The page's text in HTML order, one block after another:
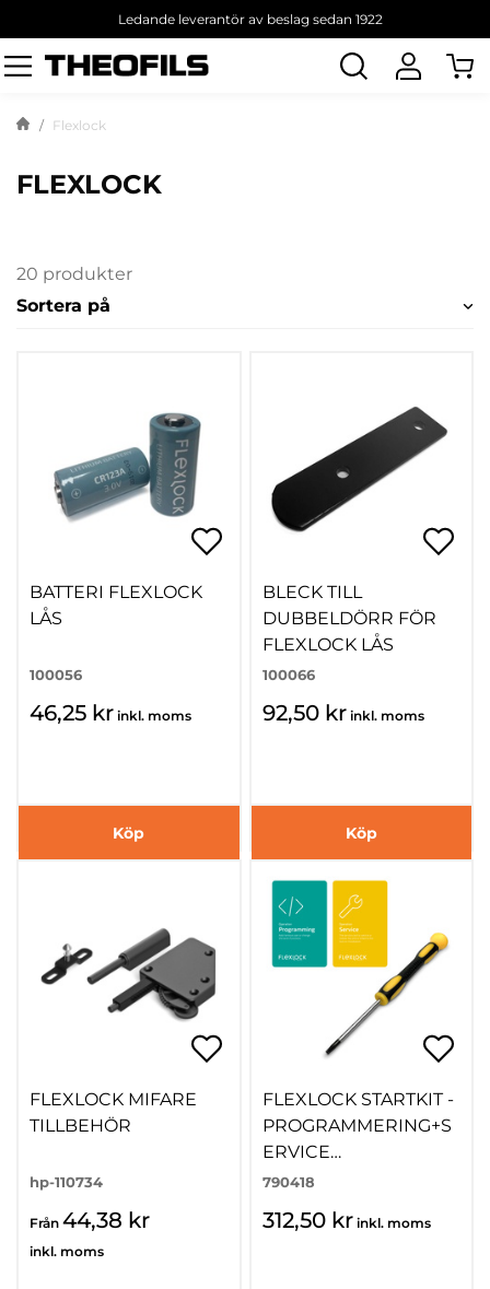
Ledande leverantör av beslag sedan 1922
Sök
produkt
Flexlock
FLEXLOCK
20 produkter
Sortera på
BATTERI FLEXLOCK
LÅS
100056
46,25 kr inkl. moms
Köp
BLECK TILL
DUBBELDÖRR FÖR
FLEXLOCK LÅS
100066
92,50 kr inkl. moms
Köp
FLEXLOCK MIFARE
TILLBEHÖR
hp-110734
Från 44,38 kr
inkl. moms
FLEXLOCK STARTKIT -
PROGRAMMERING+S
ERVICE
KORT+SKRUVMEJSEL
790418
312,50 kr inkl. moms